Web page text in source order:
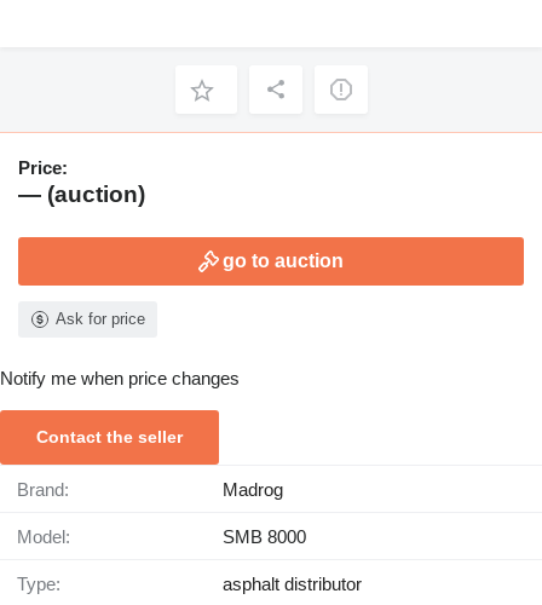
Price:
— (auction)
go to auction
Ask for price
Notify me when price changes
Contact the seller
Brand: Madrog
Model: SMB 8000
Type: asphalt distributor